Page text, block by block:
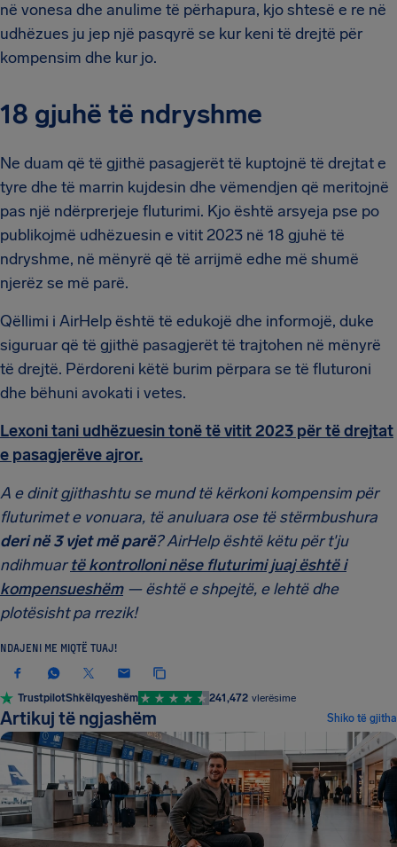
në vonesa dhe anulime të përhapura, kjo shtesë e re në
udhëzues ju jep një pasqyrë se kur keni të drejtë për
kompensim dhe kur jo.
18 gjuhë të ndryshme
Ne duam që të gjithë pasagjerët të kuptojnë të drejtat e
tyre dhe të marrin kujdesin dhe vëmendjen që meritojnë
pas një ndërprerjeje fluturimi. Kjo është arsyeja pse po
publikojmë udhëzuesin e vitit 2023 në 18 gjuhë të
ndryshme, në mënyrë që të arrijmë edhe më shumë
njerëz se më parë.
Qëllimi i AirHelp është të edukojë dhe informojë, duke
siguruar që të gjithë pasagjerët të trajtohen në mënyrë
të drejtë. Përdoreni këtë burim përpara se të fluturoni
dhe bëhuni avokati i vetes.
Lexoni tani udhëzuesin tonë të vitit 2023 për të drejtat
e pasagjerëve ajror.
A e dinit gjithashtu se mund të kërkoni kompensim për
fluturimet e vonuara, të anuluara ose të stërmbushura
deri në 3 vjet më parë? AirHelp është këtu për t'ju
ndihmuartë kontrolloni nëse fluturimi juaj është i
kompensueshëm— është e shpejtë, e lehtë dhe
plotësisht pa rrezik!
NDAJENI ME MIQTË TUAJ!
TrustpilotShkëlqyeshëm 241,472 vlerësime
Artikuj të ngjashëm Shiko të gjitha